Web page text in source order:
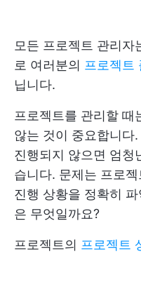
모든 프로젝트 관리
로 여러분의 프로젝트
닙니다.
프로젝트를 관리할 때
않는 것이 중요합니다
진행되지 않으면 엄청
습니다. 문제는 프로
진행 상황을 정확히
은 무엇일까요?
프로젝트의 프로젝트